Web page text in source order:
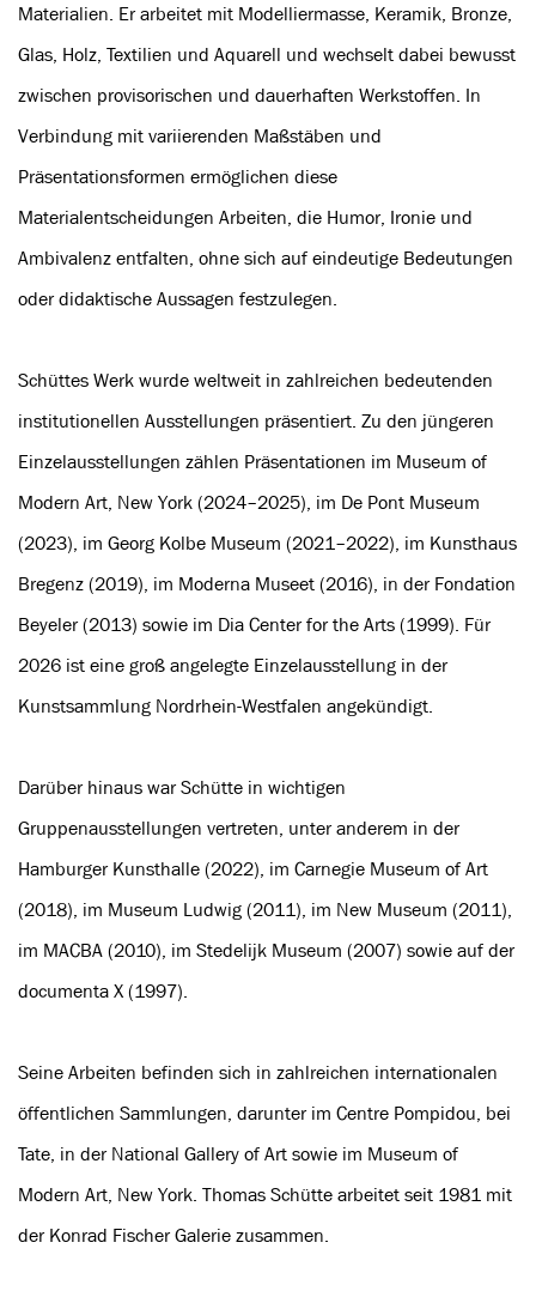
Materialien. Er arbeitet mit Modelliermasse, Keramik, Bronze,
Glas, Holz, Textilien und Aquarell und wechselt dabei bewusst
zwischen provisorischen und dauerhaften Werkstoffen. In
Verbindung mit variierenden Maßstäben und
Präsentationsformen ermöglichen diese
Materialentscheidungen Arbeiten, die Humor, Ironie und
Ambivalenz entfalten, ohne sich auf eindeutige Bedeutungen
oder didaktische Aussagen festzulegen.
Schüttes Werk wurde weltweit in zahlreichen bedeutenden
institutionellen Ausstellungen präsentiert. Zu den jüngeren
Einzelausstellungen zählen Präsentationen im Museum of
Modern Art, New York (2024–2025), im De Pont Museum
(2023), im Georg Kolbe Museum (2021–2022), im Kunsthaus
Bregenz (2019), im Moderna Museet (2016), in der Fondation
Beyeler (2013) sowie im Dia Center for the Arts (1999). Für
2026 ist eine groß angelegte Einzelausstellung in der
Kunstsammlung Nordrhein-Westfalen angekündigt.
Darüber hinaus war Schütte in wichtigen
Gruppenausstellungen vertreten, unter anderem in der
Hamburger Kunsthalle (2022), im Carnegie Museum of Art
(2018), im Museum Ludwig (2011), im New Museum (2011),
im MACBA (2010), im Stedelijk Museum (2007) sowie auf der
documenta X (1997).
Seine Arbeiten befinden sich in zahlreichen internationalen
öffentlichen Sammlungen, darunter im Centre Pompidou, bei
Tate, in der National Gallery of Art sowie im Museum of
Modern Art, New York. Thomas Schütte arbeitet seit 1981 mit
der Konrad Fischer Galerie zusammen.